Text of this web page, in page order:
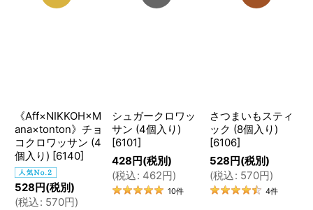
《Aff×NIKKOH×M
ana×tonton》チョ
コクロワッサン (4
個入り) [6140]
528 円(税別)
(税込: 570円)
シュガークロワッ
サン (4個入り)
[6101]
428 円(税別)
(税込: 462円)
10件
さつまいもスティ
ック (8個入り)
[6106]
528 円(税別)
(税込: 570円)
4件